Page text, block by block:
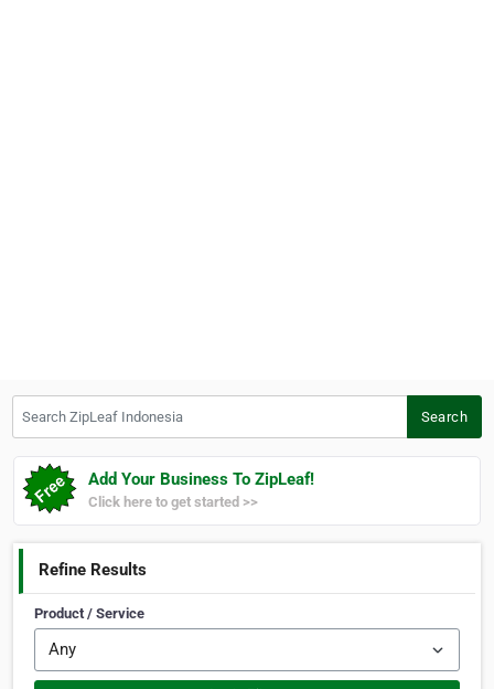
Search
Add Your Business To ZipLeaf!
Click here to get started >>
Refine Results
Product / Service